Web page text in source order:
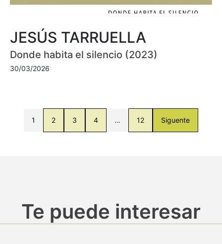
JESÚS TARRUELLA
Donde habita el silencio (2023)
30/03/2026
1 2 3 4 … 12 Siguente
Te puede interesar